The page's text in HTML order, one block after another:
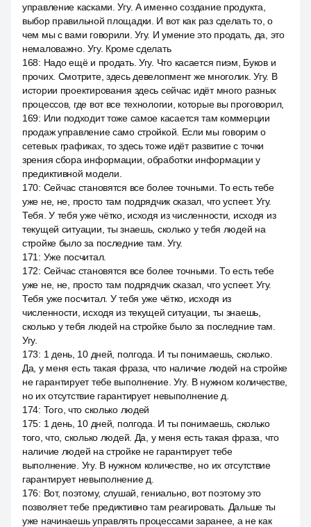
управление касками. Угу. А именно создание продукта,
выбор правильной площадки. И вот как раз сделать то, о
чем мы с вами говорили. Угу. И умение это продать, да, это
немаловажно. Угу. Кроме сделать
168: Надо ещё и продать. Угу. Что касается пиэм, Буков и
прочих. Смотрите, здесь девелопмент же многолик. Угу. В
истории проектирования здесь сейчас идёт много разных
процессов, где вот все технологии, которые вы проговорил,
169: Или подходит тоже самое касается там коммерции
продаж управление само стройкой. Если мы говорим о
сетевых графиках, то здесь тоже идёт развитие с точки
зрения сбора информации, обработки информации у
предиктивной модели.
170: Сейчас становятся все более точными. То есть тебе
уже не, не, просто там подрядчик сказал, что успеет. Угу.
Тебя. У тебя уже чётко, исходя из численности, исходя из
текущей ситуации, ты знаешь, сколько у тебя людей на
стройке было за последние там. Угу.
171 : Уже посчитал.
172: Сейчас становятся все более точными. То есть тебе
уже не, не, просто там подрядчик сказал, что успеет. Угу.
Тебя уже посчитал. У тебя уже чётко, исходя из
численности, исходя из текущей ситуации, ты знаешь,
сколько у тебя людей на стройке было за последние там.
Угу.
173: 1 день, 10 дней, полгода. И ты понимаешь, сколько.
Да, у меня есть такая фраза, что наличие людей на стройке
не гарантирует тебе выполнение. Угу. В нужном количестве,
но их отсутствие гарантирует невыполнение д.
174: Того, что сколько людей
175: 1 день, 10 дней, полгода. И ты понимаешь, сколько
того, что, сколько людей. Да, у меня есть такая фраза, что
наличие людей на стройке не гарантирует тебе
выполнение. Угу. В нужном количестве, но их отсутствие
гарантирует невыполнение д.
176: Вот, поэтому, слушай, гениально, вот поэтому это
позволяет тебе предиктивно там реагировать. Дальше ты
уже начинаешь управлять процессами заранее, а не как